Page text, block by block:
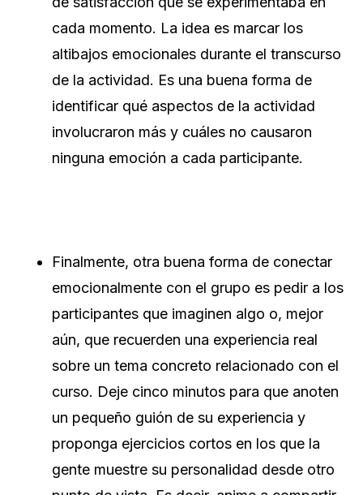
cada momento. La idea es marcar los
altibajos emocionales durante el transcurso
de la actividad. Es una buena forma de
identificar qué aspectos de la actividad
involucraron más y cuáles no causaron
ninguna emoción a cada participante.
Finalmente, otra buena forma de conectar
emocionalmente con el grupo es pedir a los
participantes que imaginen algo o, mejor
aún, que recuerden una experiencia real
sobre un tema concreto relacionado con el
curso. Deje cinco minutos para que anoten
un pequeño guión de su experiencia y
proponga ejercicios cortos en los que la
gente muestre su personalidad desde otro